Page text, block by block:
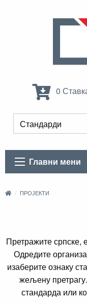
0
Главни мени
ПРОЈЕКТИ
Претражите српске,
Одредите
изаберите ознаку
жељену
стандарда или